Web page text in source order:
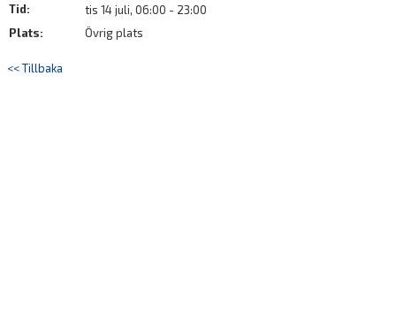
MATCHER
Tid:
tis 14 juli, 06:00 - 23:00
Plats:
Övrig plats
<< Tillbaka